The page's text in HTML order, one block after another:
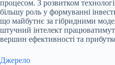
процесом. З розвитком
більшу роль у формуванні
що майбутнє за гібридними
штучний інтелект
вершин ефективності та
Джерело